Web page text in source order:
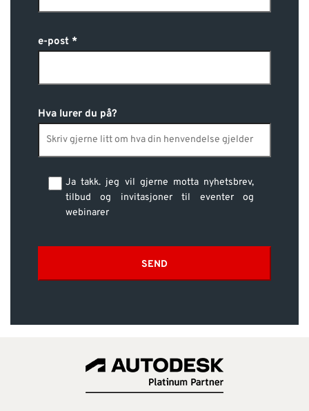
e-post
Hva lurer du på?
Ja takk. jeg vil gjerne motta nyhetsbrev,
tilbud og invitasjoner til eventer og
webinarer
SEND